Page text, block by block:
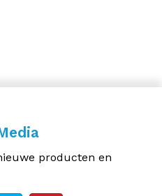
producten en